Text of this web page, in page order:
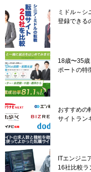
ミドル～シ
登録できる
18歳〜35
ポートの特
おすすめの
サイトラン
ITエンジニ
16社比較ラ